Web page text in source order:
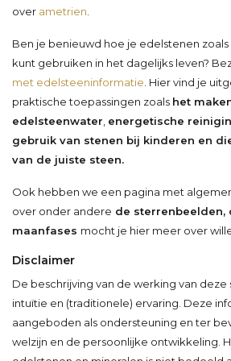
over ametrien
Ben je benieuwd hoe je edelstenen
kunt gebruiken in het dagelijks leven?
met edelsteeninformatie . Hier vind je
praktische toepassingen zoals het
edelsteenwater energetische
gebruik van stenen bij kinderen en
van de juiste steen.
Ook hebben we een pagina met
over onder andere de sterrenbeelden,
maanfases mocht je hier meer over
Disclaimer
De beschrijving van de werking van
intuïtie en (traditionele) ervaring. Deze
aangeboden als ondersteuning en ter
welzijn en de persoonlijke ontwikkeling.